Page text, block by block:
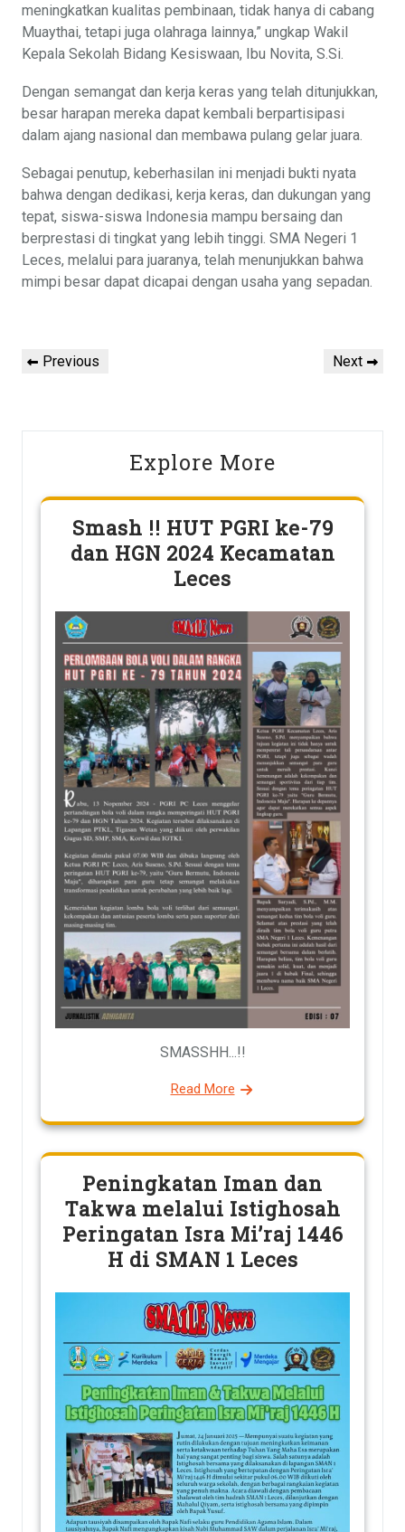
meningkatkan kualitas pembinaan, tidak hanya di cabang
Muaythai, tetapi juga olahraga lainnya,” ungkap Wakil
Kepala Sekolah Bidang Kesiswaan, Ibu Novita, S.Si.
Dengan semangat dan kerja keras yang telah ditunjukkan,
besar harapan mereka dapat kembali berpartisipasi
dalam ajang nasional dan membawa pulang gelar juara.
Sebagai penutup, keberhasilan ini menjadi bukti nyata
bahwa dengan dedikasi, kerja keras, dan dukungan yang
tepat, siswa-siswa Indonesia mampu bersaing dan
berprestasi di tingkat yang lebih tinggi. SMA Negeri 1
Leces, melalui para juaranya, telah menunjukkan bahwa
mimpi besar dapat dicapai dengan usaha yang sepadan.
Post
navigation
Previous
Previous
Next
Next
Explore More
Smash !! HUT PGRI ke-79
dan HGN 2024 Kecamatan
Leces
SMASSHH...!!
Read More
Peningkatan Iman dan
Takwa melalui Istighosah
Peringatan Isra Mi’raj 1446
H di SMAN 1 Leces